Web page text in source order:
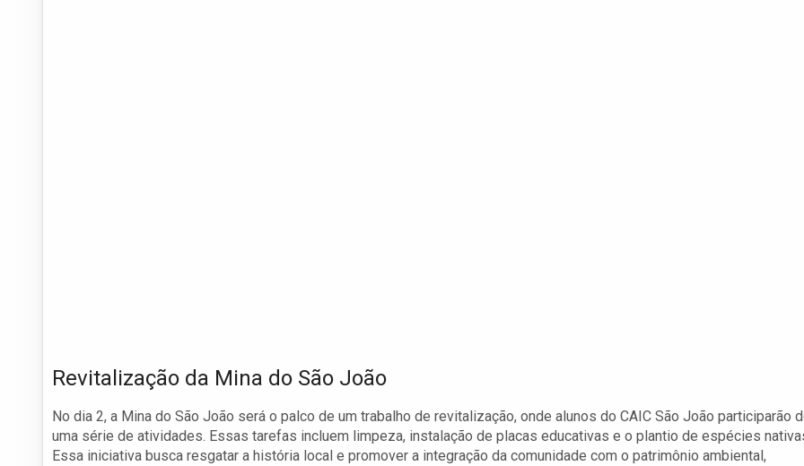
Revitalização da Mina do São João
No dia 2, a Mina do São João será o palco de um trabalho de revitalização, onde alunos do CAIC São João participarão
uma série de atividades. Essas tarefas incluem limpeza, instalação de placas educativas e o plantio de espécies
Essa iniciativa busca resgatar a história local e promover a integração da comunidade com o patrimônio ambiental,